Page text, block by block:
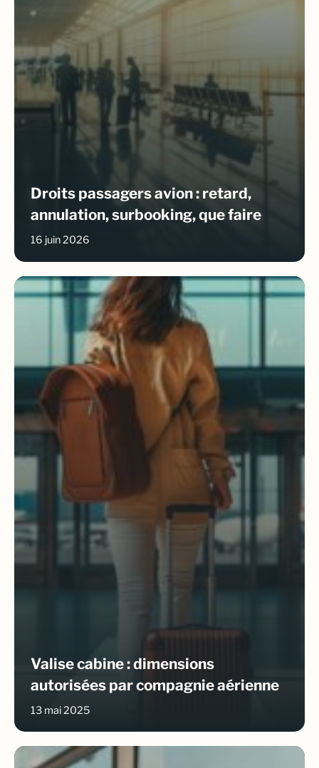
Droits passagers avion : retard,
annulation, surbooking, que faire
16 juin 2026
Valise cabine : dimensions
autorisées par compagnie aérienne
13 mai 2025